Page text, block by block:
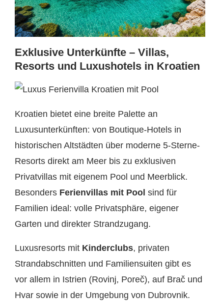
Exklusive Unterkünfte – Villas,
Resorts und Luxushotels in Kroatien
Kroatien bietet eine breite Palette an
Luxusunterkünften: von Boutique-Hotels in
historischen Altstädten über moderne 5-Sterne-
Resorts direkt am Meer bis zu exklusiven
Privatvillas mit eigenem Pool und Meerblick.
Besonders Ferienvillas mit Pool sind für
Familien ideal: volle Privatsphäre, eigener
Garten und direkter Strandzugang.
Luxusresorts mit Kinderclubs, privaten
Strandabschnitten und Familiensuiten gibt es
vor allem in Istrien (Rovinj, Poreč), auf Brač und
Hvar sowie in der Umgebung von Dubrovnik.